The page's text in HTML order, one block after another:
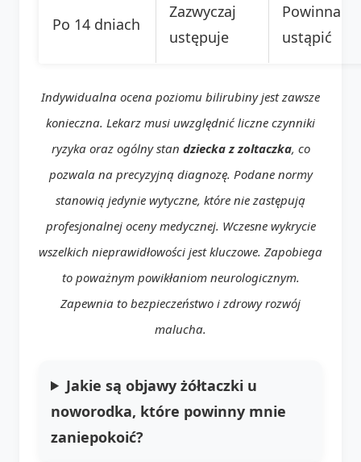
Po 14 dniach
Zazwyczaj
ustępuje
Powinna
ustąpić
Indywidualna ocena poziomu bilirubiny jest zawsze
konieczna. Lekarz musi uwzględnić liczne czynniki
ryzyka oraz ogólny stan dziecka z zoltaczka, co
pozwala na precyzyjną diagnozę. Podane normy
stanowią jedynie wytyczne, które nie zastępują
profesjonalnej oceny medycznej. Wczesne wykrycie
wszelkich nieprawidłowości jest kluczowe. Zapobiega
to poważnym powikłaniom neurologicznym.
Zapewnia to bezpieczeństwo i zdrowy rozwój
malucha.
Jakie są objawy żółtaczki u
noworodka, które powinny mnie
zaniepokoić?